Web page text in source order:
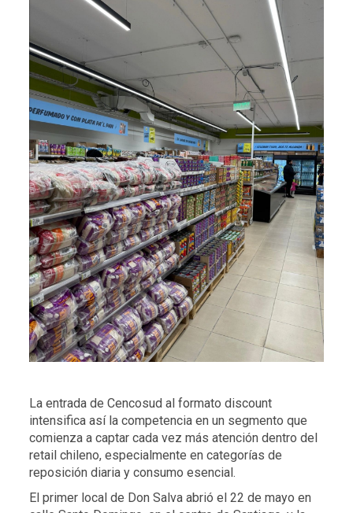
La entrada de Cencosud al formato discount
intensifica así la competencia en un segmento que
comienza a captar cada vez más atención dentro del
retail chileno, especialmente en categorías de
reposición diaria y consumo esencial.
El primer local de Don Salva abrió el 22 de mayo en